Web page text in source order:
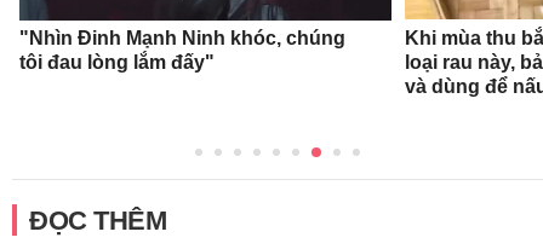
"Nhìn Đinh Mạnh Ninh khóc, chúng
tôi đau lòng lắm đấy"
Khi mùa thu
loại rau này,
và dùng để
ĐỌC THÊM